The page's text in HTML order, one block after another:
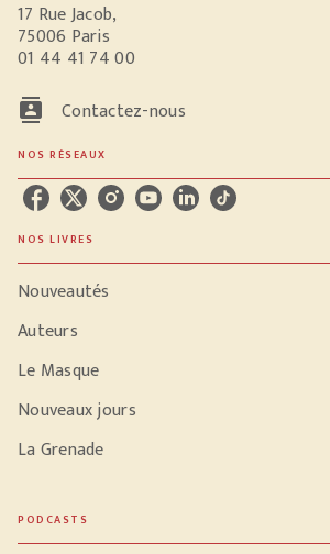
17 Rue Jacob,
75006 Paris
01 44 41 74 00
contacts Contactez-nous
NOS RÉSEAUX
NOS LIVRES
Nouveautés
Auteurs
Le Masque
Nouveaux jours
La Grenade
PODCASTS